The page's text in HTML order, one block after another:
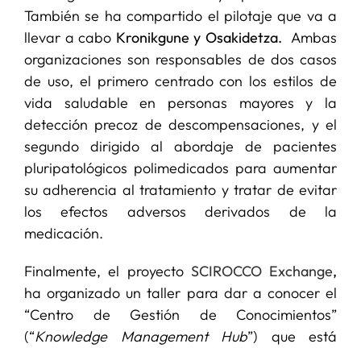
También se ha compartido el pilotaje que va a
llevar a cabo Kronikgune y Osakidetza. Ambas
organizaciones son responsables de dos casos
de uso, el primero centrado con los estilos de
vida saludable en personas mayores y la
detección precoz de descompensaciones, y el
segundo dirigido al abordaje de pacientes
pluripatológicos polimedicados para aumentar
su adherencia al tratamiento y tratar de evitar
los efectos adversos derivados de la
medicación.
Finalmente, el proyectoSCIROCCO Exchange,
ha organizado un taller para dar a conocer el
“Centro de Gestión de Conocimientos”
(“Knowledge Management Hub”) que está